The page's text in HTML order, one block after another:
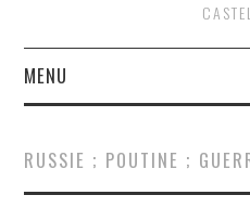
MENU
BRÈVES
RUSSIE ; POUTINE ;